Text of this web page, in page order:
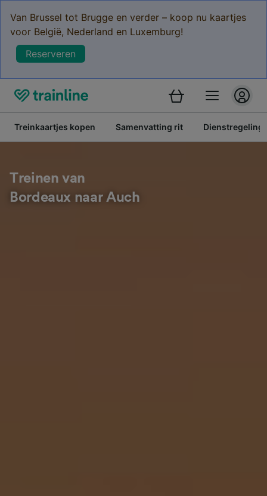
Van Brussel tot Brugge en verder – koop nu kaartjes
voor België, Nederland en Luxemburg!
Reserveren
Treinkaartjes kopen Samenvatting rit Dienstregeling
Treinen van
Bordeaux naar Auch